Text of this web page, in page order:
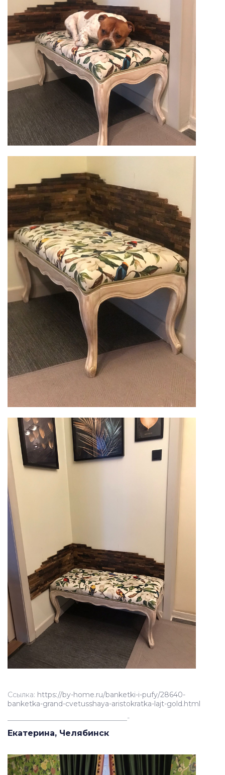
Ссылка: https://by-home.ru/banketki-i-pufy/28640-
banketka-grand-cvetusshaya-aristokratka-lajt-gold.html
__________________________________-
Екатерина, Челябинск